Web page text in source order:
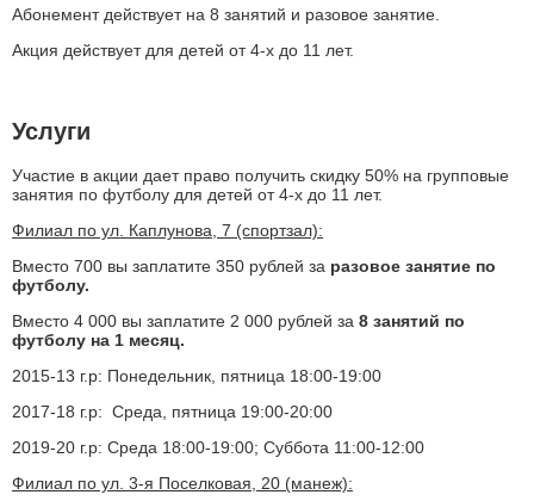
Абонемент действует на 8 занятий и разовое занятие.
Акция действует для детей от 4-х до 11 лет.
Услуги
Участие в акции дает право получить скидку 50% на групповые
занятия по футболу для детей от 4-х до 11 лет.
Филиал по ул. Каплунова, 7 (спортзал):
Вместо 700 вы заплатите 350 рублей за разовое занятие по
футболу.
Вместо 4 000 вы заплатите 2 000 рублей за 8 занятий по
футболу на 1 месяц.
2015-13 г.р: Понедельник, пятница 18:00-19:00
2017-18 г.р: Среда, пятница 19:00-20:00
2019-20 г.р: Среда 18:00-19:00; Суббота 11:00-12:00
Филиал по ул. 3-я Поселковая, 20 (манеж):